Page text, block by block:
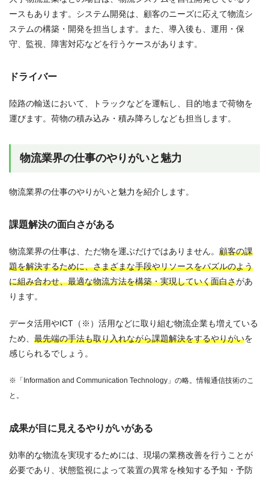
ースもあります。システム開発は、顧客のニーズに応えて物流シ
ステムの構築・開発を担当します。また、導入後も、運用・保
守、監視、障害対応などを行うケースがあります。
ドライバー
陸路の輸送において、トラックなどを運転し、目的地まで荷物を
運びます。荷物の積み込み・積み降ろしなども担当します。
物流業界の仕事のやりがいと魅力
物流業界の仕事のやりがいと魅力を紹介します。
課題解決の面白さがある
物流業界の仕事は、ただ物を運ぶだけではありません。 顧客の課
題を解決するために、さまざまな手段やリソースをパズルのよう
に組み合わせ、最適な物流方法を構築・実現していく面白さがあ
ります。
データ活用やICT（※）活用などに取り組む物流企業も増えている
ため、 最先端の手法も取り入れながら課題解決をするやりがいを
感じられるでしょう。
※「Information and Communication Technology」の略。情報通信技術のこ
と。
成果が目に見えるやりがいがある
効率的な物流を実現するためには、現場の業務改善を行うことが
必要であり、状態監視によって装置の異常を検知する予知・予防